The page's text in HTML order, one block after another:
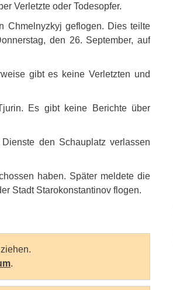
Verletzte oder Todesopfer.
Chmelnyzkyj geflogen. Dies teilte
den 26. September, auf
gibt es keine Verletzten und
Es gibt keine Berichte über
den Schauplatz verlassen
haben. Später meldete die
Stadt Starokonstantinov flogen.
.